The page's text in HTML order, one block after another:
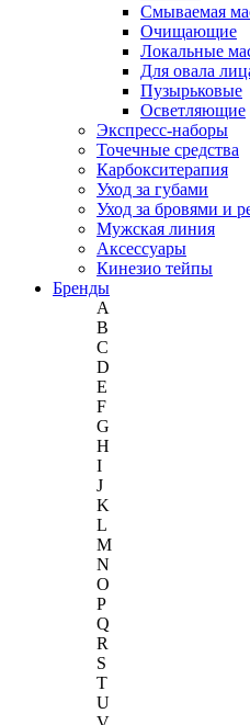
Смываемая
Очищающие
Локальные
Для овала
Пузырьковые
Осветляющие
Экспресс-наборы
Точечные средства
Карбокситерапия
Уход за губами
Уход за бровями и
Мужская линия
Аксессуары
Кинезио тейпы
Бренды
A
B
C
D
E
F
G
H
I
J
K
L
M
N
O
P
Q
R
S
T
U